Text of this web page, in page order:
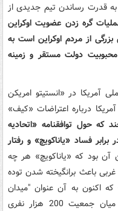
به قدرت رساندن تیم جدیدی از
گره زدن عضویت اوکراین
از مردم اوکراین است به
دولت مستقر و زمینه
آمریکا در «انستیتو امریکن
درباره اعتراضات «کیف»
که حول توافقنامه «اتحادیه
فساد «یاناکویچ» و رفتار
آن بود که «یاناکویچ» هر چه
باعث برانگیخته شدن توده
اکنون به آن عنوان "میدان
داده اند- شده است. یکشنبه، در میان جمعیت 200 هزار نفری